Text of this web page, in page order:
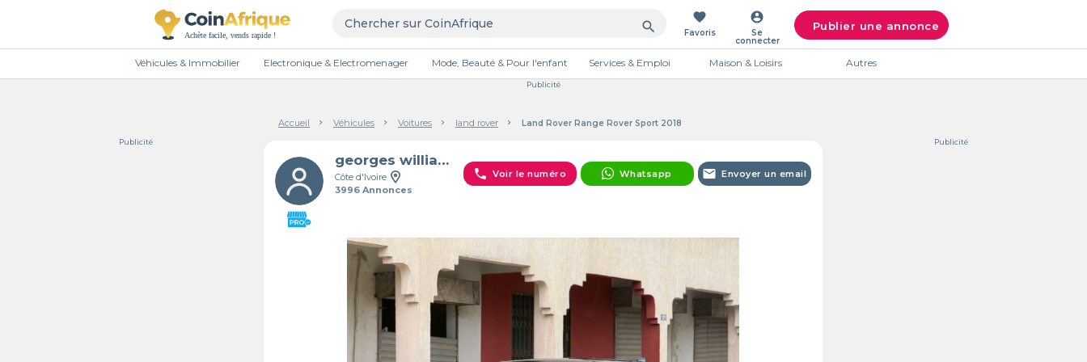
search
favorite
Favoris
account_circle
Se
connecter
Publier une annonce
Véhicules & Immobilier Electronique & Electromenager Mode, Beauté & Pour l'enfant Services & Emploi Maison & Loisirs Autres
Publicité
Accueil Véhicules Voitures land rover Land Rover Range Rover Sport 2018
Publicité
georges williams athouman nze
Côte d'Ivoire
3996 Annonces
phone Voir le numéro Whatsapp email Envoyer un email
Publicité